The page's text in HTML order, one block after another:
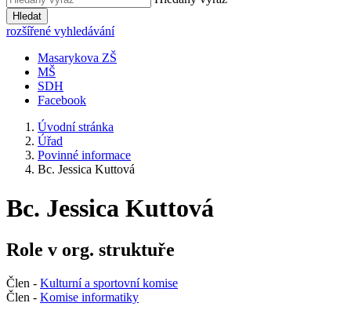
Hledat
rozšířené vyhledávání
Masarykova ZŠ
MŠ
SDH
Facebook
Úvodní stránka
Úřad
Povinné informace
Bc. Jessica Kuttová
Bc. Jessica Kuttová
Role v org. struktuře
Člen - Kulturní a sportovní komise
Člen - Komise informatiky